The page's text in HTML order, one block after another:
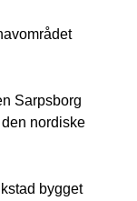
Sarpsborg
nordiske
bygget